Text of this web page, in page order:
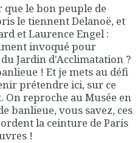
que le bon peuple de
le tiennent Delanoë, et
et Laurence Engel :
invoqué pour
Jardin d'Acclimatation ?
! Et je mets au défi
prétendre ici, sur ce
On reproche au Musée en
banlieue, vous savez, ces
la ceinture de Paris
!